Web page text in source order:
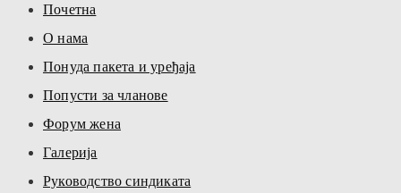
Почетна
О нама
Понуда пакета и уређаја
Попусти за чланове
Форум жена
Галерија
Руководство синдиката